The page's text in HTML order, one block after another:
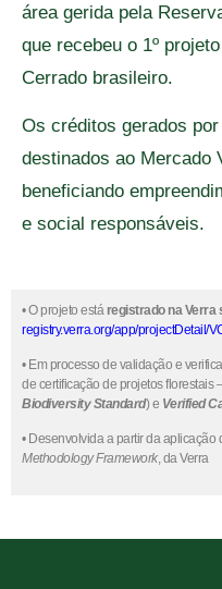
área gerida pela
que recebeu o 1º
Cerrado brasileiro.
Os créditos gerados
destinados ao Mercado
beneficiando
e social responsáveis.
• O projeto está registrado na Verra
registry.verra.org/app/projectDetail/
• Em processo de validação e
de certificação de projetos florestais
Biodiversity Standard) e Verified
• Desenvolvida a partir da aplicação
Methodology Framework, da Verra